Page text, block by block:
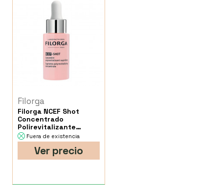
Filorga
Filorga NCEF Shot
Concentrado
Polirevitalizante
Formato especial 30
Ml...
Fuera de existencia
Ver precio